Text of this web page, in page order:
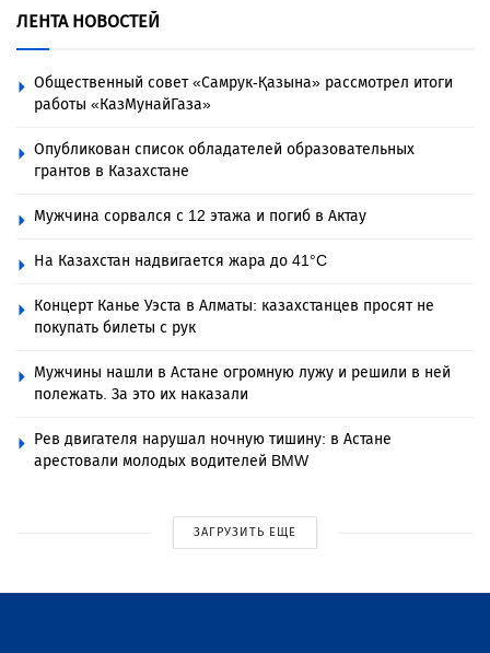
ЛЕНТА НОВОСТЕЙ
Общественный совет «Самрук-Қазына» рассмотрел итоги
работы «КазМунайГаза»
Опубликован список обладателей образовательных
грантов в Казахстане
Мужчина сорвался с 12 этажа и погиб в Актау
На Казахстан надвигается жара до 41°C
Концерт Канье Уэста в Алматы: казахстанцев просят не
покупать билеты с рук
Мужчины нашли в Астане огромную лужу и решили в ней
полежать. За это их наказали
Рев двигателя нарушал ночную тишину: в Астане
арестовали молодых водителей BMW
ЗАГРУЗИТЬ ЕЩЕ